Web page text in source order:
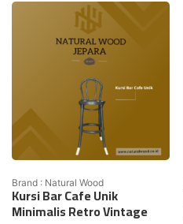
Brand : Natural Wood
Kursi Bar Cafe Unik
Minimalis Retro Vintage